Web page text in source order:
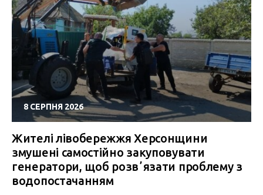
8 СЕРПНЯ 2026
Жителі лівобережжя Херсонщини
змушені самостійно закуповувати
генератори, щоб розвʼязати проблему з
водопостачанням